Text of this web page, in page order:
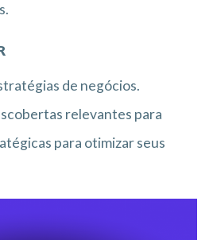
de negócios.
relevantes para
para otimizar seus